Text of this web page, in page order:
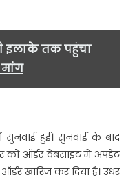
नंबर
बंद……
इलाके तक पहुंचा
सुनवाई हुई। सुनवाई के बाद
को ऑर्डर वेबसाइट में अपडेट
खारिज कर दिया है। उधर